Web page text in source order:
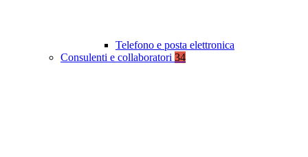
Telefono e posta elettronica
Consulenti e collaboratori 34